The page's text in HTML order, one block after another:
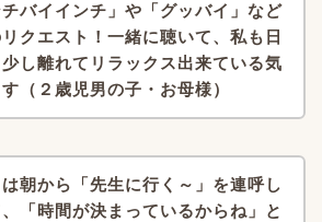
チバイインチ」や「グッバイ」など
クエスト！ 一緒に聴いて、私も日
し離れてリラックス出来ている気
（２歳児男の子・お母様）
朝から「先生に行く～」を連呼し
「時間が決まっているからね」と